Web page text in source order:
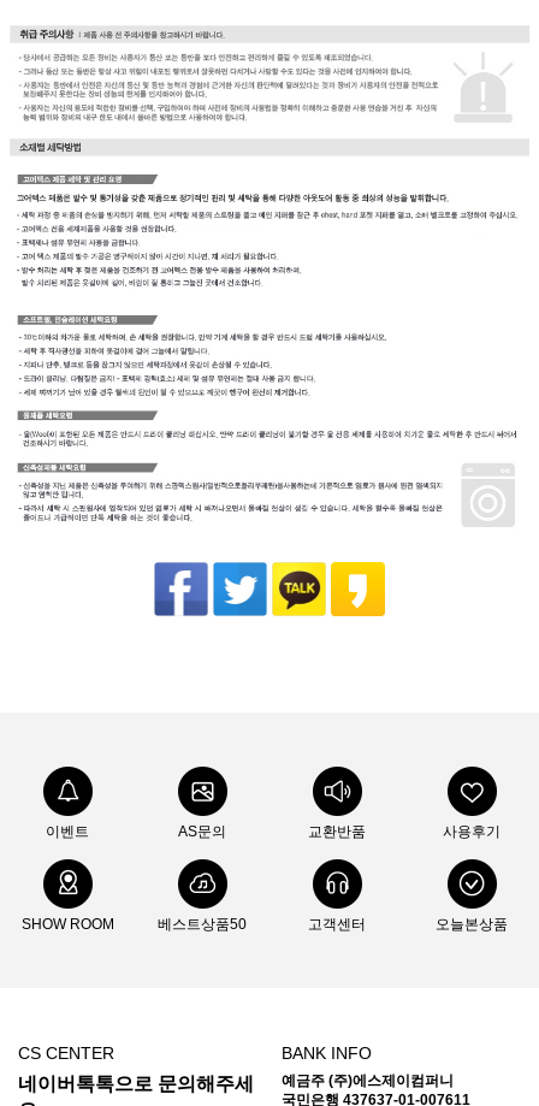
이벤트 AS문의 교환반품 사용후기
SHOW ROOM 베스트상품50 고객센터 오늘본상품
CS CENTER
네이버톡톡으로 문의해주세
BANK INFO
예금주 (주)에스제이컴퍼니
국민은행 437637-01-007611